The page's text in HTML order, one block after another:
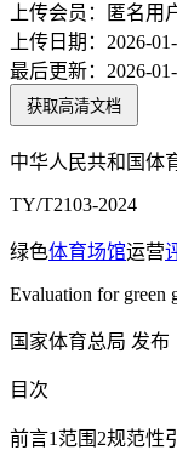
上传会员：
匿名用
上传日期： 2026-
最后更新： 2026-
获取高清文档
中华人民共和国体
TY/T2103-2024
绿色体育场馆运营
Evaluation for green
国家体育总局 发布
目次
前言1范围2规范性